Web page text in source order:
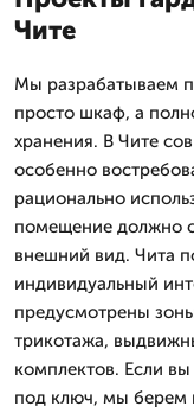
Чите
Мы разрабатываем
просто шкаф, а
хранения. В Чите
особенно
рационально
помещение должно
внешний вид. Чита
индивидуальный
предусмотрены
трикотажа,
комплектов. Если вы
под ключ, мы берем